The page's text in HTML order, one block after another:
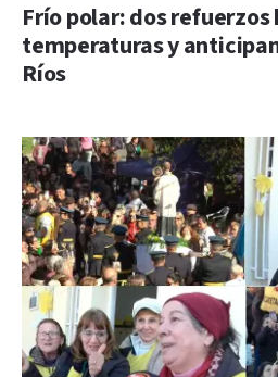
Frío polar: dos refuerzos
temperaturas y
Ríos